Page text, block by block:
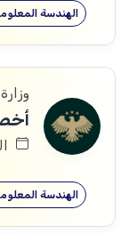
الهندسة
الهندسة